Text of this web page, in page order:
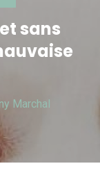
sans
Marchal